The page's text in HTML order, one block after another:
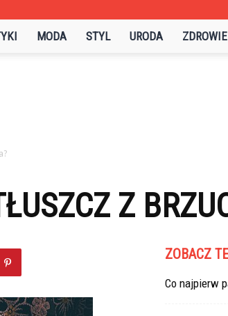
MODA STYL URODA ZDROWIE
Z
ZOBACZ
Co najpierw